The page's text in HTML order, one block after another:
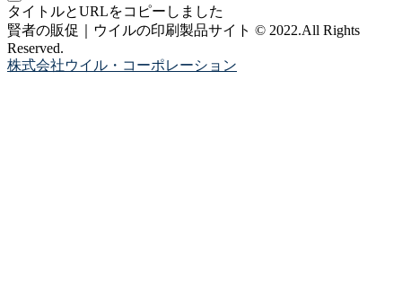
タイトルとURLをコピーしました
賢者の販促｜ウイルの印刷製品サイト © 2022.All Rights
Reserved.
株式会社ウイル・コーポレーション